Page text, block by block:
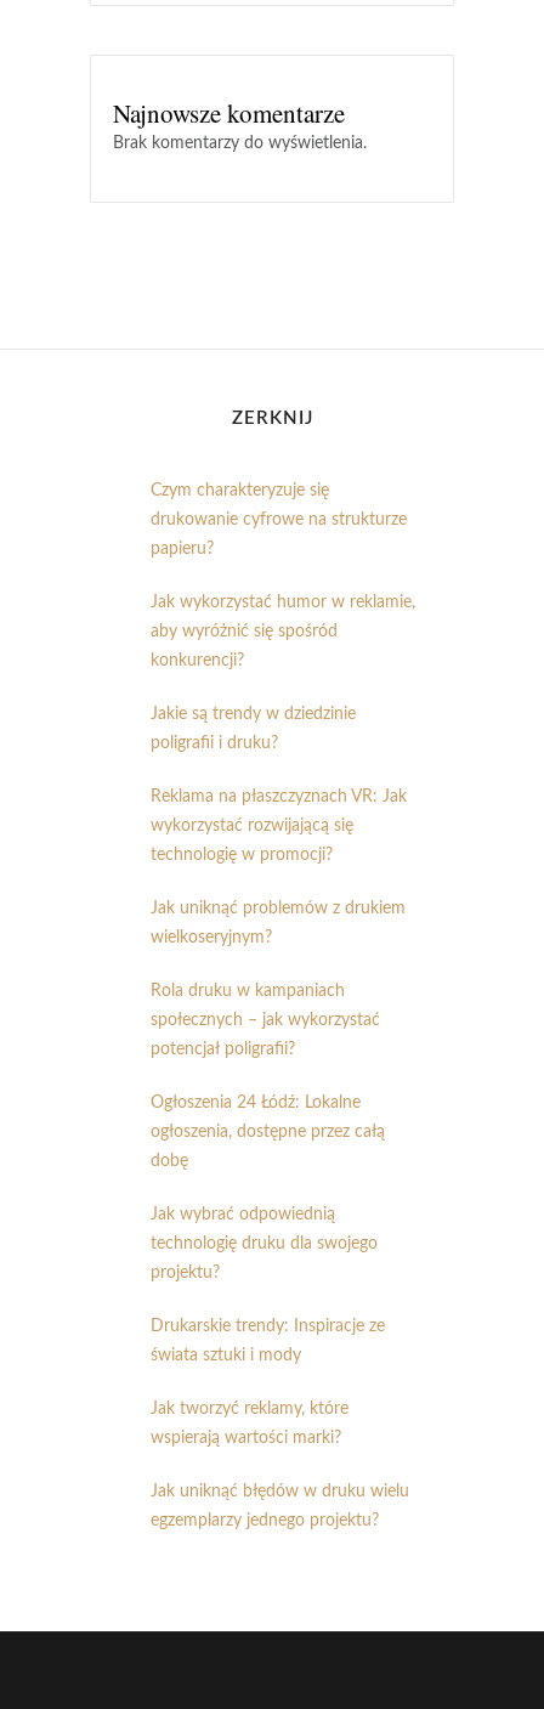
Najnowsze komentarze
Brak komentarzy do wyświetlenia.
ZERKNIJ
Czym charakteryzuje się
drukowanie cyfrowe na strukturze
papieru?
Jak wykorzystać humor w reklamie,
aby wyróżnić się spośród
konkurencji?
Jakie są trendy w dziedzinie
poligrafii i druku?
Reklama na płaszczyznach VR: Jak
wykorzystać rozwijającą się
technologię w promocji?
Jak uniknąć problemów z drukiem
wielkoseryjnym?
Rola druku w kampaniach
społecznych – jak wykorzystać
potencjał poligrafii?
Ogłoszenia 24 Łódź: Lokalne
ogłoszenia, dostępne przez całą
dobę
Jak wybrać odpowiednią
technologię druku dla swojego
projektu?
Drukarskie trendy: Inspiracje ze
świata sztuki i mody
Jak tworzyć reklamy, które
wspierają wartości marki?
Jak uniknąć błędów w druku wielu
egzemplarzy jednego projektu?